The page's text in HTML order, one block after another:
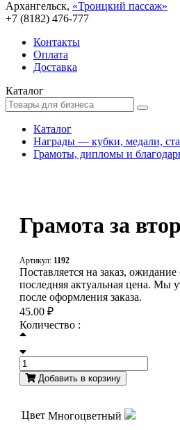
Архангельск, «Троицкий пассаж»
+7 (8182) 476-777
Контакты
Оплата
Доставка
Каталог
Каталог
Награды — кубки, медали,
Грамоты, дипломы и
Грамота за
Артикул: 1192
Поставляется на заказ,
последняя актуальная цена. Мы
после оформления заказа.
45.00 ₽
Количество :
Добавить в корзину
Цвет Многоцветный